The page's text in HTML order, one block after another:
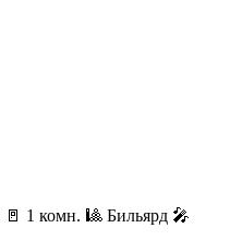
🚪 1 комн. 🎱 Бильярд 🎤